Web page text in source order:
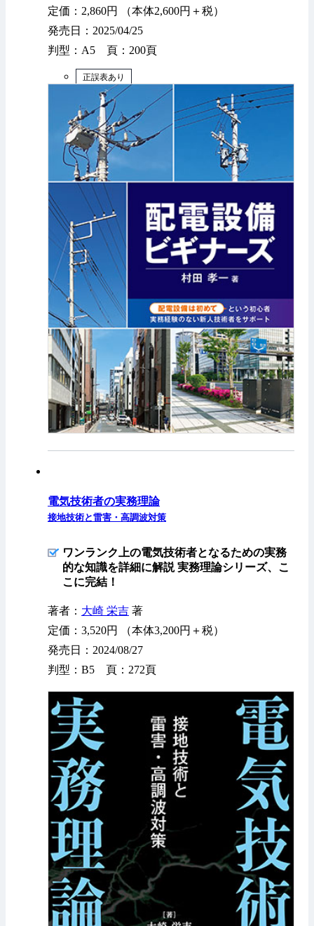
定価：2,860円 （本体2,600円＋税）
発売日：2025/04/25
判型：A5 頁：200頁
正誤表あり
電気技術者の実務理論
接地技術と雷害・高調波対策
ワンランク上の電気技術者となるための実務
的な知識を詳細に解説 実務理論シリーズ、こ
こに完結！
著者： 大崎 栄吉 著
定価：3,520円 （本体3,200円＋税）
発売日：2024/08/27
判型：B5 頁：272頁